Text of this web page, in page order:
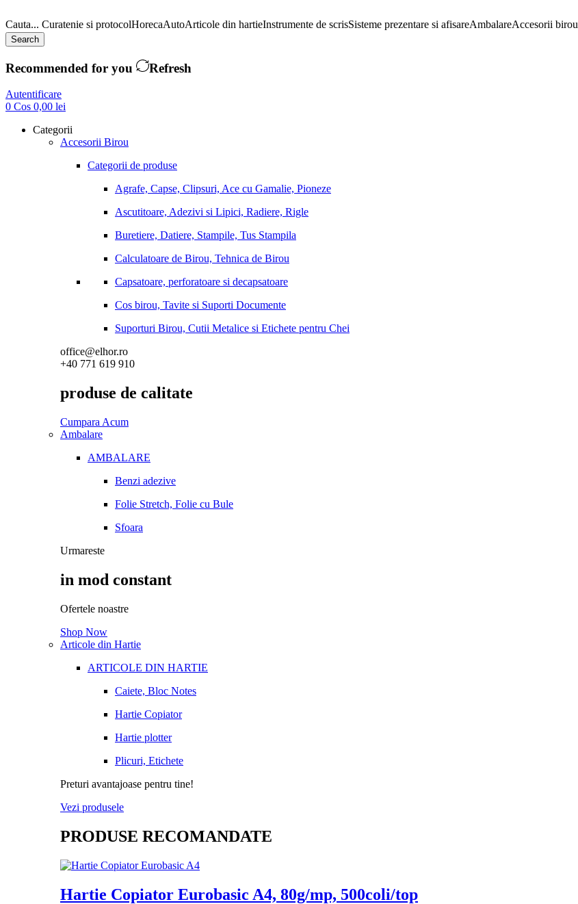
Cauta... Curatenie si protocolHorecaAutoArticole din hartieInstrumente de scrisSisteme prezentare si afisareAmbalareAccesorii birou
Search
Recommended for you Refresh
Autentificare
0 Cos 0,00 lei
Categorii
Accesorii Birou
Categorii de produse
Agrafe, Capse, Clipsuri, Ace cu Gamalie, Pioneze
Ascutitoare, Adezivi si Lipici, Radiere, Rigle
Buretiere, Datiere, Stampile, Tus Stampila
Calculatoare de Birou, Tehnica de Birou
Capsatoare, perforatoare si decapsatoare
Cos birou, Tavite si Suporti Documente
Suporturi Birou, Cutii Metalice si Etichete pentru Chei
office@elhor.ro
+40 771 619 910
produse de calitate
Cumpara Acum
Ambalare
AMBALARE
Benzi adezive
Folie Stretch, Folie cu Bule
Sfoara
Urmareste
in mod constant
Ofertele noastre
Shop Now
Articole din Hartie
ARTICOLE DIN HARTIE
Caiete, Bloc Notes
Hartie Copiator
Hartie plotter
Plicuri, Etichete
Preturi avantajoase pentru tine!
Vezi produsele
PRODUSE RECOMANDATE
Hartie Copiator Eurobasic A4, 80g/mp, 500coli/top